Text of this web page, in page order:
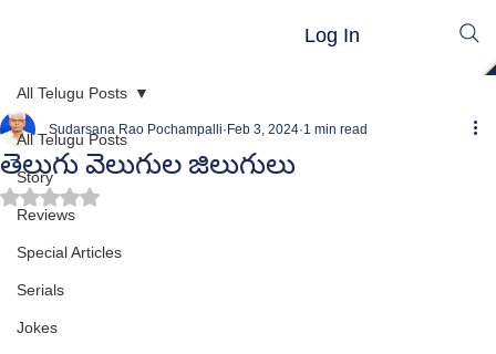
Log In
All Telugu Posts
Story
Reviews
Special Articles
Serials
Jokes
All Telugu Posts
తెలుగు వెలుగుల జిలుగులు
Sudarsana Rao Pochampalli Feb 3, 2024 1 min read
Rated NaN out of 5 stars.